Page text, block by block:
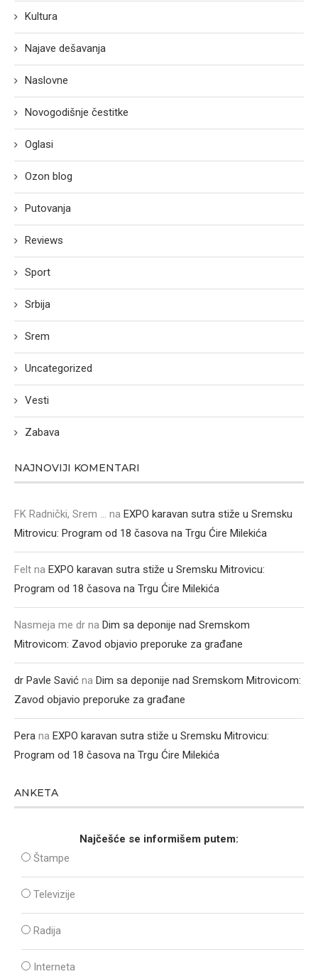
Kultura
Najave dešavanja
Naslovne
Novogodišnje čestitke
Oglasi
Ozon blog
Putovanja
Reviews
Sport
Srbija
Srem
Uncategorized
Vesti
Zabava
NAJNOVIJI KOMENTARI
FK Radnički, Srem ... na EXPO karavan sutra stiže u Sremsku
Mitrovicu: Program od 18 časova na Trgu Ćire Milekića
Felt na EXPO karavan sutra stiže u Sremsku Mitrovicu:
Program od 18 časova na Trgu Ćire Milekića
Nasmeja me dr na Dim sa deponije nad Sremskom
Mitrovicom: Zavod objavio preporuke za građane
dr Pavle Savić na Dim sa deponije nad Sremskom Mitrovicom:
Zavod objavio preporuke za građane
Pera na EXPO karavan sutra stiže u Sremsku Mitrovicu:
Program od 18 časova na Trgu Ćire Milekića
ANKETA
Najčešće se informišem putem:
Štampe
Televizije
Radija
Interneta